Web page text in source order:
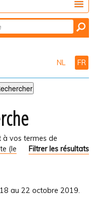
NL FR
à vos termes de
Filtrer les résultats
(le
18 au 22 octobre 2019.